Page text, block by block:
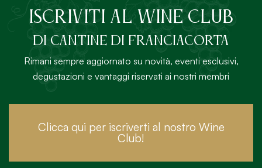
ISCRIVITI AL Wine Club
DI Cantine di Franciacorta
Rimani sempre aggiornato su novità, eventi esclusivi,
degustazioni e vantaggi riservati ai nostri membri
Clicca qui per iscriverti al nostro Wine
Club!